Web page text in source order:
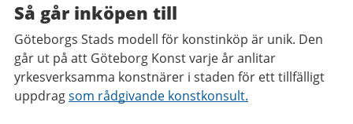
Så går inköpen till
Göteborgs Stads modell för konstinköp är unik. Den
går ut på att Göteborg Konst varje år anlitar
yrkesverksamma konstnärer i staden för ett tillfälligt
uppdragsom rådgivande konstkonsult.